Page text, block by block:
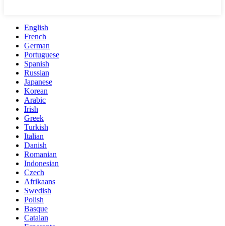
English
French
German
Portuguese
Spanish
Russian
Japanese
Korean
Arabic
Irish
Greek
Turkish
Italian
Danish
Romanian
Indonesian
Czech
Afrikaans
Swedish
Polish
Basque
Catalan